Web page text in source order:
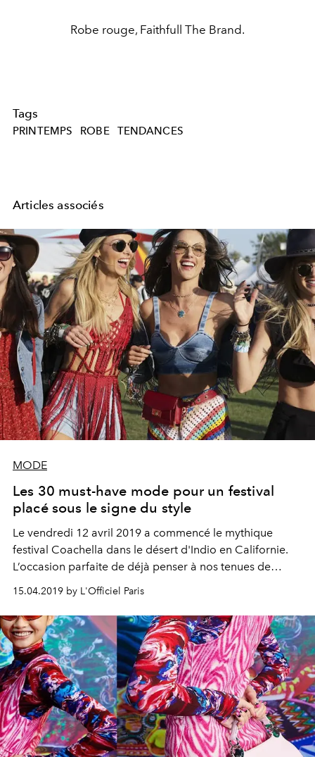
Robe rouge, Faithfull The Brand.
Tags
PRINTEMPS ROBE TENDANCES
Articles associés
MODE
Les 30 must-have mode pour un festival
placé sous le signe du style
Le vendredi 12 avril 2019 a commencé le mythique
festival Coachella dans le désert d'Indio en Californie.
L’occasion parfaite de déjà penser à nos tenues de
festival. Zoom sur les 30 must-have dans lesquels investir
cette saison.
15.04.2019 by L'Officiel Paris